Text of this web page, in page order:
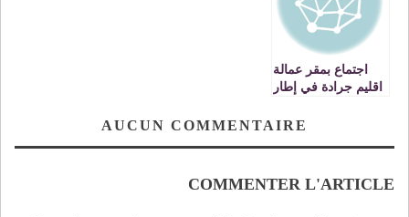
اجتماع بمقر عمالة
اقليم جرادة في إطار
AUCUN COMMENTAIRE
COMMENTER L'ARTICLE